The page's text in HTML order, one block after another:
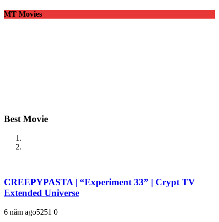
MT Movies
Best Movie
CREEPYPASTA | “Experiment 33” | Crypt TV
Extended Universe
6 năm ago5251 0